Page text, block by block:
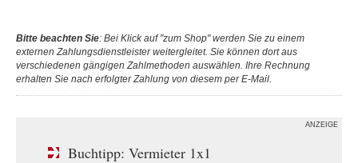
Bitte beachten Sie: Bei Klick auf "zum Shop" werden Sie zu einem
externen Zahlungsdienstleister weitergleitet. Sie können dort aus
verschiedenen gängigen Zahlmethoden auswählen. Ihre Rechnung
erhalten Sie nach erfolgter Zahlung von diesem per E-Mail.
ANZEIGE
Buchtipp: Vermieter 1x1